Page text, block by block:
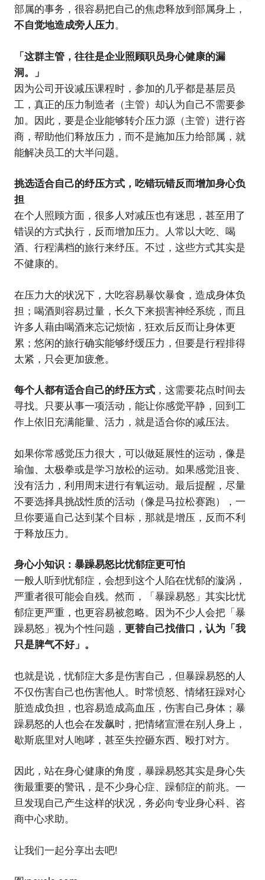
部属的事务，很容易把自己的焦虑释放到部属身上，
不自觉地造成旁人压力。
「这群主管，往往是企业照顾职员身心健康的漏
洞。」
因为公司开设减压课程时，参加的几乎都是基层员
工，真正的压力制造者（主管）却认为自己不需要参
加。因此，要是企业能够转介压力源（主管）进行咨
商，帮助他们释放压力，而不是施加压力给部属，就
能解决员工的大半问题。
挑选适合自己的纾压方式，吃错玩错反而增加身心负
担
在个人照顾方面，很多人对减压也有迷思，甚至用了
错误的方式执行，反而增加压力。人常以大吃、喝
酒、行程满档的旅行来纾压。不过，这些方式其实是
不健康的。
在压力大的状况下，大吃容易暴饮暴食，造成身体负
担；喝酒则容易过量，长久下来损害神经系统，而且
许多人藉由喝酒来忘记烦恼，狂欢后反而让身体更
累；悠闲的旅行确实能够纾缓压力，但要是行程排得
太紧，只会更加疲惫。
每个人都有适合自己的纾压方式 ，这需要花点时间去
寻找。只要从事一项活动，能让你感觉平静，回到工
作上依旧充满能量、活力，就是适合你的减压法。
如果你常感觉压力很大，可以做延展性的运动，像是
瑜伽、太极拳或是学习放松的运动。如果感觉沮丧、
没有活力，利用周末进行有氧运动。最后提醒，尽量
不要选择具挑战性质的活动（像是马拉松赛跑），一
旦你要逼自己达到某个目标，那就是增压，反而不利
于释放压力。
身心小知识：暴躁易怒比忧郁症更可怕
一般人听到忧郁症，会想到这个人陷在忧郁的漩涡，
严重者很可能会自残。然而，「暴躁易怒」其实比忧
郁症更严重，也更容易被忽略。因为不少人会把「暴
躁易怒」视为个性问题， 更替自己找借口，认为「我
只是脾气不好」。
也就是说，忧郁症大多是伤害自己，但暴躁易怒的人
不仅伤害自己也伤害他人。时常愤怒、情绪狂躁对心
脏造成负担，也容易造成高血压，伤害自己身体；暴
躁易怒的人也会在发飙时，把情绪宣泄在别人身上，
歇斯底里对人咆哮，甚至失控砸东西、殴打对方。
因此，站在身心健康的角度，暴躁易怒其实是身心失
衡最重要的警讯，是不少身心症、躁郁症的前兆。一
旦发现自己产生这样的状况，务必向专业身心科、咨
商中心求助。
让我们一起分享出去吧!